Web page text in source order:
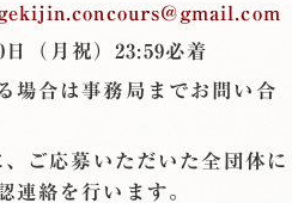
日（月祝）23:59必着
場合は事務局までお問い合
ご応募いただいた全団体に
連絡を行います。